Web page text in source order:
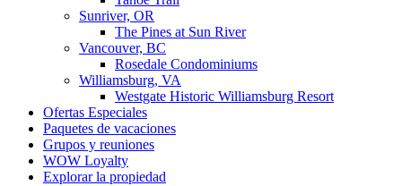
Sunriver, OR
The Pines at Sun River
Vancouver, BC
Rosedale Condominiums
Williamsburg, VA
Westgate Historic Williamsburg Resort
Ofertas Especiales
Paquetes de vacaciones
Grupos y reuniones
WOW Loyalty
Explorar la propiedad